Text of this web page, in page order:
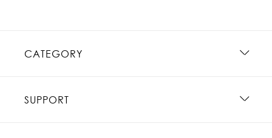
CATEGORY
SUPPORT